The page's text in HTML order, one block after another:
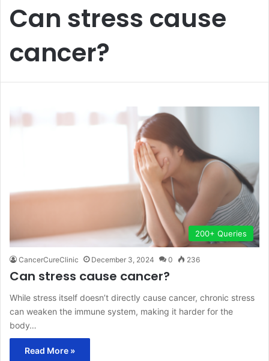
Can stress cause
cancer?
200+ Queries
CancerCureClinic December 3, 2024 0 236
Can stress cause cancer?
While stress itself doesn’t directly cause cancer, chronic stress
can weaken the immune system, making it harder for the
body…
Read More »